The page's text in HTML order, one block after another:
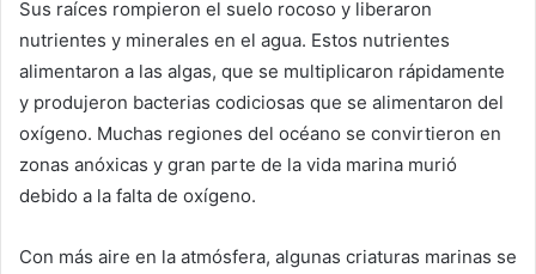
Sus raíces rompieron el suelo rocoso y liberaron
nutrientes y minerales en el agua. Estos nutrientes
alimentaron a las algas, que se multiplicaron rápidamente
y produjeron bacterias codiciosas que se alimentaron del
oxígeno. Muchas regiones del océano se convirtieron en
zonas anóxicas y gran parte de la vida marina murió
debido a la falta de oxígeno.
Con más aire en la atmósfera, algunas criaturas marinas se